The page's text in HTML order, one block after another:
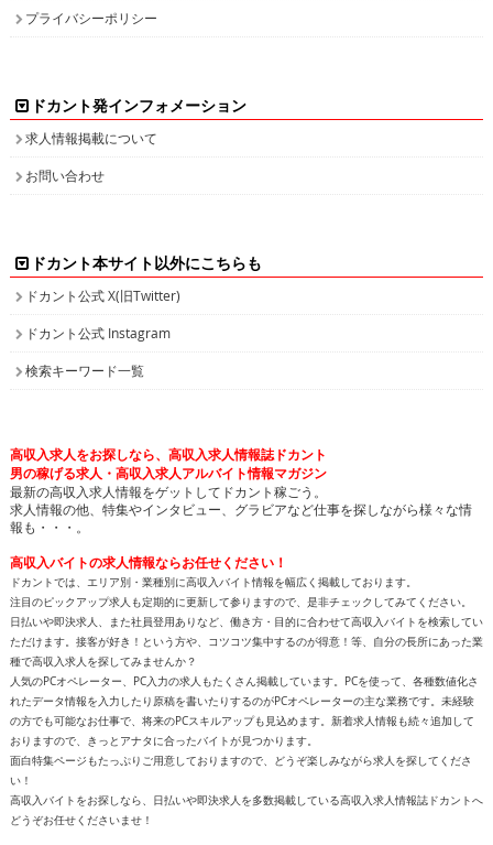
プライバシーポリシー
ドカント発インフォメーション
求人情報掲載について
お問い合わせ
ドカント本サイト以外にこちらも
ドカント公式 X(旧Twitter)
ドカント公式 Instagram
検索キーワード一覧
高収入求人をお探しなら、高収入求人情報誌ドカント
男の稼げる求人・高収入求人アルバイト情報マガジン
最新の高収入求人情報をゲットしてドカント稼ごう。
求人情報の他、特集やインタビュー、グラビアなど仕事を探しながら様々な情
報も・・・。
高収入バイトの求人情報ならお任せください！
ドカントでは、エリア別・業種別に高収入バイト情報を幅広く掲載しております。
注目のピックアップ求人も定期的に更新して参りますので、是非チェックしてみてください。
日払いや即決求人、また社員登用ありなど、働き方・目的に合わせて高収入バイトを検索してい
ただけます。接客が好き！という方や、コツコツ集中するのが得意！等、自分の長所にあった業
種で高収入求人を探してみませんか？
人気のPCオペレーター、PC入力の求人もたくさん掲載しています。PCを使って、各種数値化さ
れたデータ情報を入力したり原稿を書いたりするのがPCオペレーターの主な業務です。未経験
の方でも可能なお仕事で、将来のPCスキルアップも見込めます。新着求人情報も続々追加して
おりますので、きっとアナタに合ったバイトが見つかります。
面白特集ページもたっぷりご用意しておりますので、どうぞ楽しみながら求人を探してくださ
い！
高収入バイトをお探しなら、日払いや即決求人を多数掲載している高収入求人情報誌ドカントへ
どうぞお任せくださいませ！